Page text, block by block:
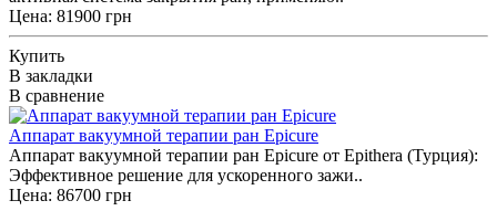
Цена: 81900 грн
Купить
В закладки
В сравнение
Аппарат вакуумной терапии ран Epicure
Аппарат вакуумной терапии ран Epicure от Epithera (Турция):
Эффективное решение для ускоренного зажи..
Цена: 86700 грн